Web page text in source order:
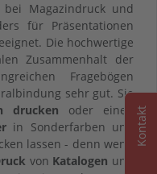
bei Magazindruck und
für Präsentationen
Die hochwertige
Zusammenhalt der
Fragebögen
sehr gut. Sie
drucken oder einen
in Sonderfarben und
lassen - denn wenn
von Katalogen und
Kontakt